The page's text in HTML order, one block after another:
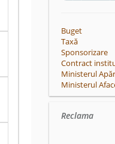
Buget
Taxă
Sponsorizare
Contract
Ministerul
Ministerul
Reclama